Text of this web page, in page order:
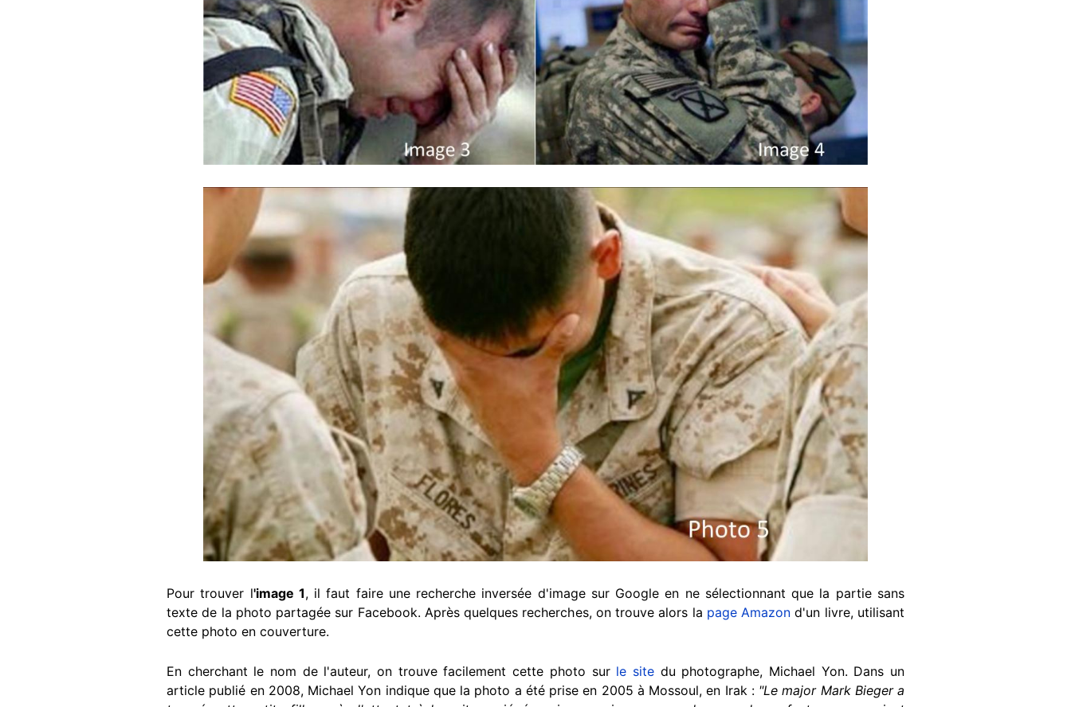
Pour trouver l'image 1, il faut faire une recherche inversée d'image sur Google en ne sélectionnant que la partie sans
texte de la photo partagée sur Facebook. Après quelques recherches, on trouve alors la page Amazon d'un livre, utilisant
cette photo en couverture.
En cherchant le nom de l'auteur, on trouve facilement cette photo sur le sitedu photographe, Michael Yon. Dans un
article publié en 2008, Michael Yon indique que la photo a été prise en 2005 à Mossoul, en Irak : "Le major Mark Bieger a